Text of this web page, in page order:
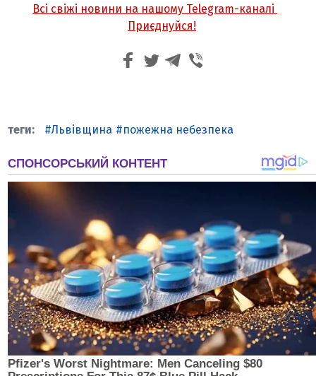
Всі свіжі новини на нашому Telegram-каналі
Приєднуйся!
Львівщина пожежна небезпека